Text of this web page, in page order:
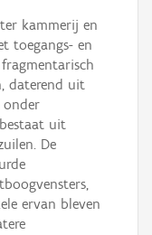
kammerij en
toegangs- en
daterend uit
onder
uit
De
ervan bleven